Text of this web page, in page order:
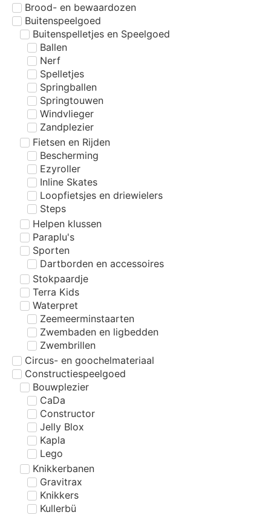
Brood- en bewaardozen
Buitenspeelgoed
Buitenspelletjes en Speelgoed
Ballen
Nerf
Spelletjes
Springballen
Springtouwen
Windvlieger
Zandplezier
Fietsen en Rijden
Bescherming
Ezyroller
Inline Skates
Loopfietsjes en driewielers
Steps
Helpen klussen
Paraplu's
Sporten
Dartborden en accessoires
Stokpaardje
Terra Kids
Waterpret
Zeemeerminstaarten
Zwembaden en ligbedden
Zwembrillen
Circus- en goochelmateriaal
Constructiespeelgoed
Bouwplezier
CaDa
Constructor
Jelly Blox
Kapla
Lego
Knikkerbanen
Gravitrax
Knikkers
Kullerbü